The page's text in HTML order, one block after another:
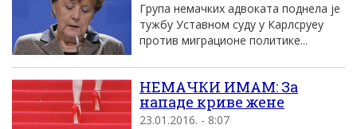
Група немачких адвоката поднела је
тужбу Уставном суду у Карлсруеу
против миграционе политике...
НЕМАЧКИ ИМАМ: За
нападе криве жене
23.01.2016. - 8:07